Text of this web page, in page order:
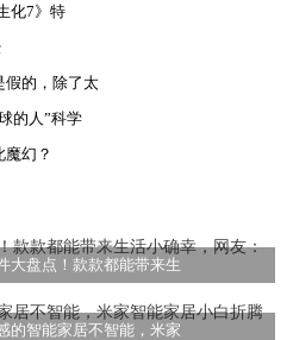
化7》特
假的，除了太
的人”科学
幻？
大盘点！款款都能带来生
的智能家居不智能，米家